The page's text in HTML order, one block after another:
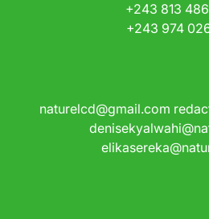
+243 813
+243 974
naturelcd@gmail.com